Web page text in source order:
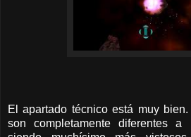
El apartado técnico está muy
son completamente diferentes